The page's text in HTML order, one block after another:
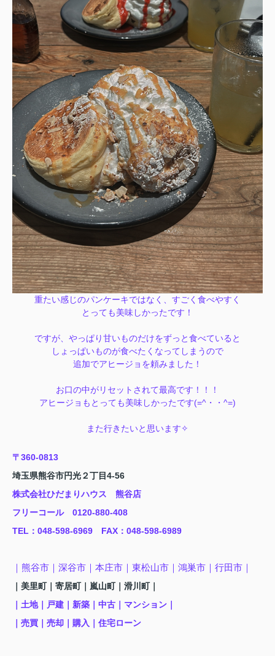
重たい感じのパンケーキではなく、すごく食べやすく
とっても美味しかったです！
ですが、やっぱり甘いものだけをずっと食べていると
しょっぱいものが食べたくなってしまうので
追加でアヒージョを頼みました！
お口の中がリセットされて最高です！！！
アヒージョもとっても美味しかったです(=^・・^=)
また行きたいと思います✧
〒360-0813
埼玉県熊谷市円光２丁目4-56
株式会社ひだまりハウス 熊谷店
フリーコール 0120-880-408
TEL ：048-598-6969 FAX ： 048-598-6989
｜熊谷市 ｜深谷市｜本庄市｜東松山市｜鴻巣市 ｜行田市 ｜
｜美里町｜寄居町｜嵐山町｜滑川町｜
｜土地｜戸建｜新築｜中古｜マンション｜
｜売買｜売却｜購入｜住宅ローン